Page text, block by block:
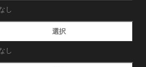
し
選択
し